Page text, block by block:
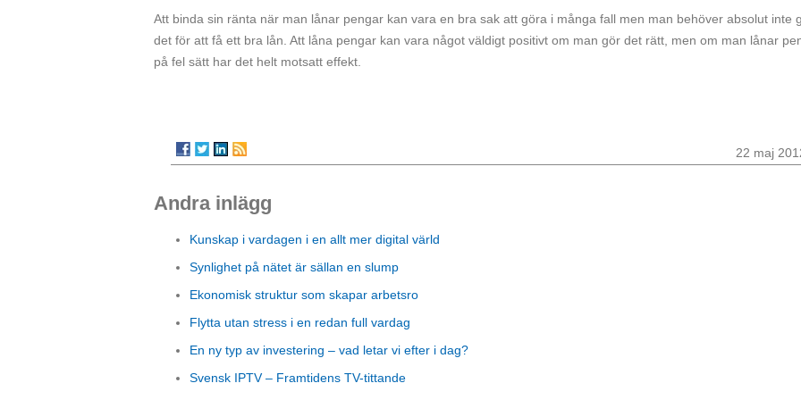
Att binda sin ränta när man lånar pengar kan vara en bra sak att göra i många fall men man behöver absolut inte
det för att få ett bra lån. Att låna pengar kan vara något väldigt positivt om man gör det rätt, men om man lånar
på fel sätt har det helt motsatt effekt.
22 maj
Andra inlägg
Kunskap i vardagen i en allt mer digital värld
Synlighet på nätet är sällan en slump
Ekonomisk struktur som skapar arbetsro
Flytta utan stress i en redan full vardag
En ny typ av investering – vad letar vi efter i dag?
Svensk IPTV – Framtidens TV-tittande